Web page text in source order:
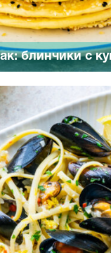
блинчики с